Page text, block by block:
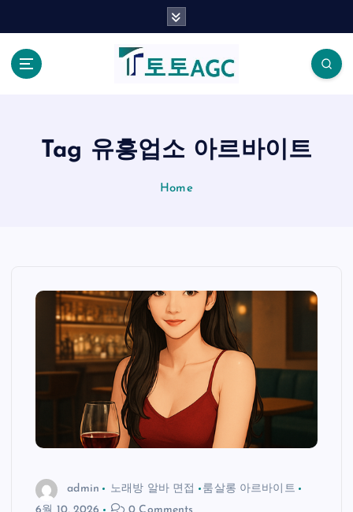
Tag 유흥업소 아르바이트
Home
admin 노래방 알바 면접
룸살롱 아르바이트